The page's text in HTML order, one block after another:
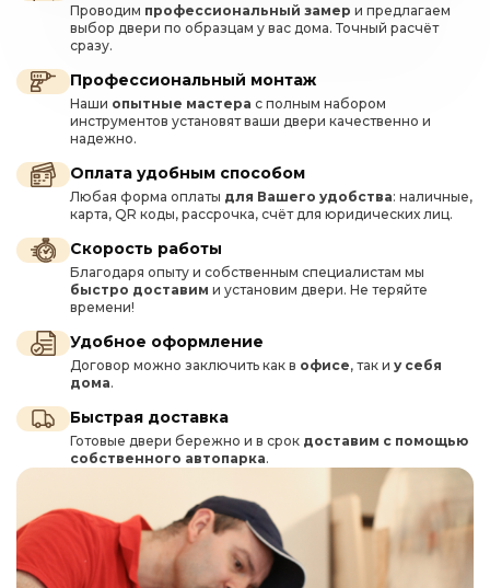
Проводим профессиональный замер и предлагаем
выбор двери по образцам у вас дома. Точный расчёт
сразу.
Профессиональный монтаж
Наши опытные мастера с полным набором
инструментов установят ваши двери качественно и
надежно.
Оплата удобным способом
Любая форма оплаты для Вашего удобства: наличные,
карта, QR коды, рассрочка, счёт для юридических лиц.
Скорость работы
Благодаря опыту и собственным специалистам мы
быстро доставим и установим двери. Не теряйте
времени!
Удобное оформление
Договор можно заключить как в офисе, так и у себя
дома.
Быстрая доставка
Готовые двери бережно и в срок доставим с помощью
собственного автопарка.